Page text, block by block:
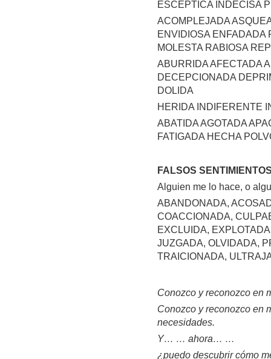
ESCÉPTICA INDECISA
ACOMPLEJADA
ENVIDIOSA ENFADADA
MOLESTA RABIOSA
ABURRIDA AFECTADA
DECEPCIONADA
DOLIDA
HERIDA INDIFERENTE
ABATIDA AGOTADA
FATIGADA HECHA
FALSOS
Alguien me lo hace, o
ABANDONADA,
COACCIONADA,
EXCLUIDA,
JUZGADA, OLVIDADA,
TRAICIONADA,
Conozco y reconozco en
Conozco y reconozco en
necesidades.
Y… … ahora… …
¿puedo descubrir cómo